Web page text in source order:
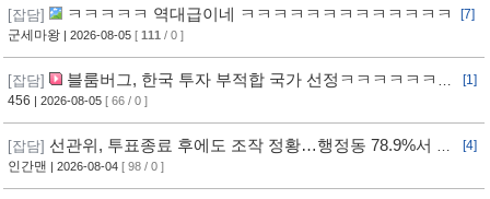
[잡담] ㅋㅋㅋㅋㅋ 역대급이네 ㅋㅋㅋㅋㅋㅋㅋㅋㅋㅋㅋㅋㅋ
[7]
군세마왕 | 2026-08-05 [ 111 / 0 ]
[잡담]
블룸버그, 한국 투자 부적합 국가 선정ㅋㅋㅋㅋㅋㅋㅋ
ㅋㅋㅋ
[1]
456 | 2026-08-05 [ 66 / 0 ]
[잡담] 선관위, 투표종료 후에도 조작 정황…행정동 78.9%서 오
차 발생
[4]
인간맨 | 2026-08-04 [ 98 / 0 ]